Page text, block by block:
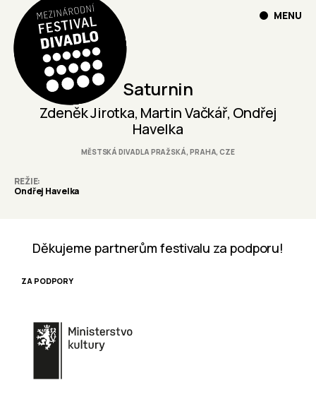
MENU
Saturnin
Zdeněk Jirotka, Martin Vačkář, Ondřej
Havelka
MĚSTSKÁ DIVADLA PRAŽSKÁ, PRAHA, CZE
REŽIE
Ondřej Havelka
Děkujeme partnerům festivalu za podporu!
ZA PODPORY